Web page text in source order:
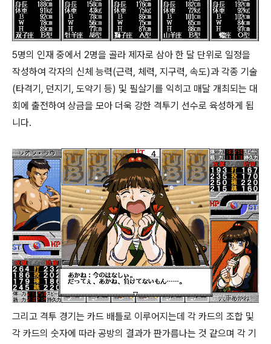
5명의 인재 중에서 2명을 골라 제자로 삼아 한 달 단위로 일정을
작성하여 각자의 신체 능력(근력, 체력, 지구력, 속도)과 각종 기술
(타격기, 던지기, 도약기 등) 및 필살기를 익히고 매달 개최되는 대
회에 출전하여 상금을 모아 더욱 강한 격투기 선수로 육성하게 됩
니다.
그리고 격투 경기는 카드 배틀로 이루어지는데 각 카드의 조합 및
각 카드의 숫자에 따라 공방의 결과가 판가름나는 것 같으며 각 기